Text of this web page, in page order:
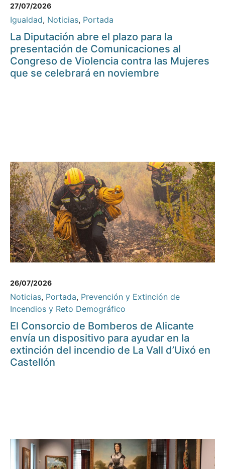
27/07/2026
Igualdad, Noticias, Portada
La Diputación abre el plazo para la
presentación de Comunicaciones al
Congreso de Violencia contra las Mujeres
que se celebrará en noviembre
26/07/2026
Noticias, Portada, Prevención y Extinción de
Incendios y Reto Demográfico
El Consorcio de Bomberos de Alicante
envía un dispositivo para ayudar en la
extinción del incendio de La Vall d’Uixó en
Castellón